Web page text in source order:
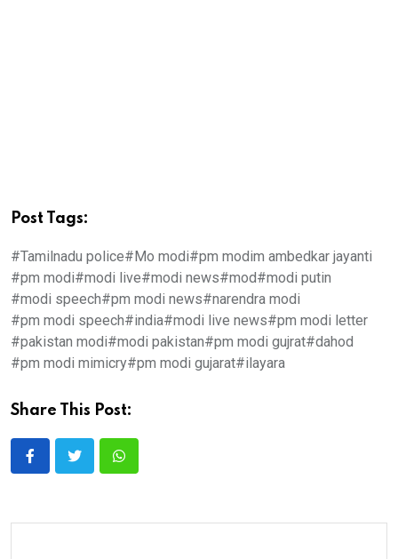
Post Tags:
#Tamilnadu police#Mo modi#pm modim ambedkar jayanti
#pm modi#modi live#modi news#mod#modi putin
#modi speech#pm modi news#narendra modi
#pm modi speech#india#modi live news#pm modi letter
#pakistan modi#modi pakistan#pm modi gujrat#dahod
#pm modi mimicry#pm modi gujarat#ilayara
Share This Post: